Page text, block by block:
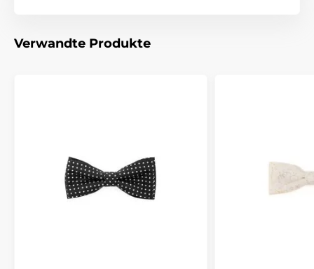
Verwandte Produkte